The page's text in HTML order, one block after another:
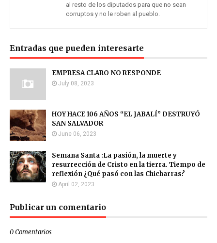
al resto de los diputados para que no sean
corruptos y no le roben al pueblo.
Entradas que pueden interesarte
EMPRESA CLARO NO RESPONDE
July 08, 2023
HOY HACE 106 AÑOS “EL JABALÍ” DESTRUYÓ
SAN SALVADOR
June 06, 2023
Semana Santa :La pasión, la muerte y
resurrección de Cristo en la tierra. Tiempo de
reflexión ¿Qué pasó con las Chicharras?
April 02, 2023
Publicar un comentario
0 Comentarios